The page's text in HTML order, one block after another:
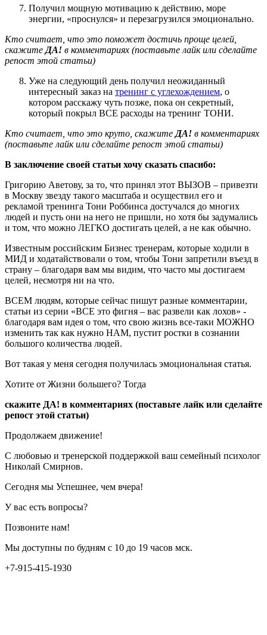
Получил мощную мотивацию к действию, море
энергии, «проснулся» и перезагрузился эмоционально.
Кто считает, что это поможет достичь проще целей,
скажите ДА! в комментариях (поставьте лайк или сделайте
репост этой статьи)
Уже на следующий день получил неожиданный
интересный заказ на тренинг с углехождением, о
котором расскажу чуть позже, пока он секретный,
который покрыл ВСЕ расходы на тренинг ТОНИ.
Кто считает, что это круто, скажите ДА! в комментариях
(поставьте лайк или сделайте репост этой статьи)
В заключение своей статьи хочу сказать спасибо:
Григорию Аветову, за то, что принял этот ВЫЗОВ – привезти
в Москву звезду такого масштаба и осуществил его и
рекламой тренинга Тони Роббинса достучался до многих
людей и пусть они на него не пришли, но хотя бы задумались
и том, что можно ЛЕГКО достигать целей, а не как обычно.
Известным российским Бизнес тренерам, которые ходили в
МИД и ходатайствовали о том, чтобы Тони запретили въезд в
страну – благодаря вам мы видим, что часто мы достигаем
целей, несмотря ни на что.
ВСЕМ людям, которые сейчас пишут разные комментарии,
статьи из серии «ВСЕ это фигня – вас развели как лохов» -
благодаря вам идея о том, что свою жизнь все-таки МОЖНО
изменить так как нужно НАМ, пустит ростки в сознании
большого количества людей.
Вот такая у меня сегодня получилась эмоциональная статья.
Хотите от Жизни большего? Тогда
скажите ДА! в комментариях (поставьте лайк или сделайте
репост этой статьи)
Продолжаем движение!
С любовью и тренерской поддержкой ваш семейный психолог
Николай Смирнов.
Сегодня мы Успешнее, чем вчера!
У вас есть вопросы?
Позвоните нам!
Мы доступны по будням с 10 до 19 часов мск.
+7-915-415-1930